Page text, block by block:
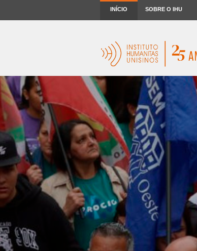
INÍCIO SOBRE O IHU